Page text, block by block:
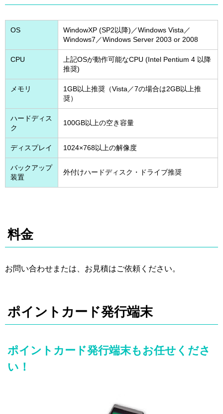
OS
WindowXP (SP2以降)／Windows Vista／
Windows7／Windows Server 2003 or 2008
CPU
上記OSが動作可能なCPU (Intel Pentium 4 以降
推奨)
メモリ
1GB以上推奨（Vista／7の場合は2GB以上推
奨）
ハードディス
ク
100GB以上の空き容量
ディスプレイ 1024×768以上の解像度
バックアップ
装置
外付けハードディスク・ドライブ推奨
料金
お問い合わせまたは、お見積はご依頼ください。
ポイントカード発行端末
ポイントカード発行端末もお任せくださ
い！